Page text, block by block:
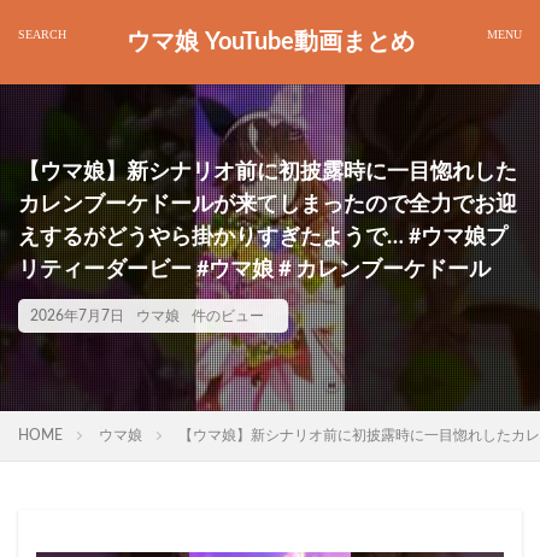
ウマ娘 YouTube動画まとめ
【ウマ娘】新シナリオ前に初披露時に一目惚れした
カレンブーケドールが来てしまったので全力でお迎
えするがどうやら掛かりすぎたようで… #ウマ娘プ
リティーダービー #ウマ娘＃カレンブーケドール
2026年7月7日 ウマ娘 件のビュー
HOME ウマ娘 【ウマ娘】新シナリオ前に初披露時に一目惚れした